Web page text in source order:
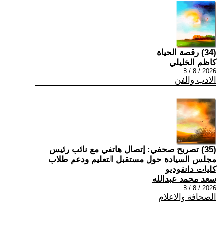
(34) رقصة الحياة
كاظم الخليلي
2026 / 8 / 8
الادب والفن
(35) تصريح صحفي: إتصال هاتفي مع نائب رئيس
مجلس السيادة حول مستقبل التعليم ودعم طلاب
كليات دانفوديو
سعد محمد عبدالله
2026 / 8 / 8
الصحافة والاعلام